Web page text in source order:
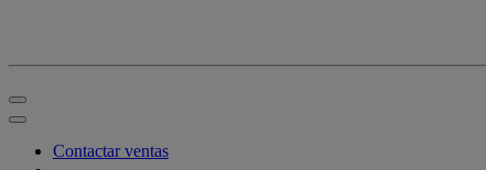
Contactar ventas